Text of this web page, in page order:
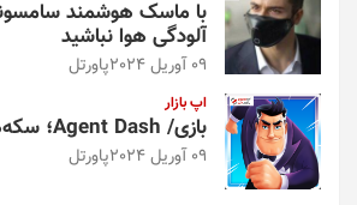
با ماسک هوشمند
آلودگی هوا نباشید
09 آوریل 2024 پاورتل
اپ بازار
بازی/ Agent Dash؛ سکه‌ها را جمع کنید
09 آوریل 2024 پاورتل